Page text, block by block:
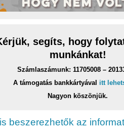
segíts, hogy
munkánkat!
Számlaszámunk: 11705008 –
A támogatás bankkártyával itt
Nagyon köszönjük.
beszerezhetők az